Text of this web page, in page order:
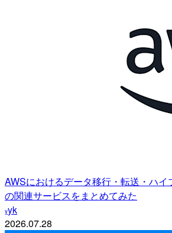
AWSにおけるデータ移行・転送・ハイ
の関連サービスをまとめてみた
yyk
2026.07.28